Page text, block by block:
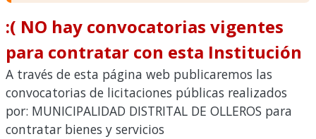
:( NO hay convocatorias vigentes
para contratar con esta Institución
A través de esta página web publicaremos las
convocatorias de licitaciones públicas realizados
por: MUNICIPALIDAD DISTRITAL DE OLLEROS para
contratar bienes y servicios